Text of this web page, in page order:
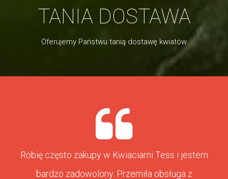
TANIA DOSTAWA
Oferujemy Państwu tanią dostawę kwiatów
Robię często zakupy w Kwiaciarni Tess i jestem
bardzo zadowolony. Przemiła obsługa z